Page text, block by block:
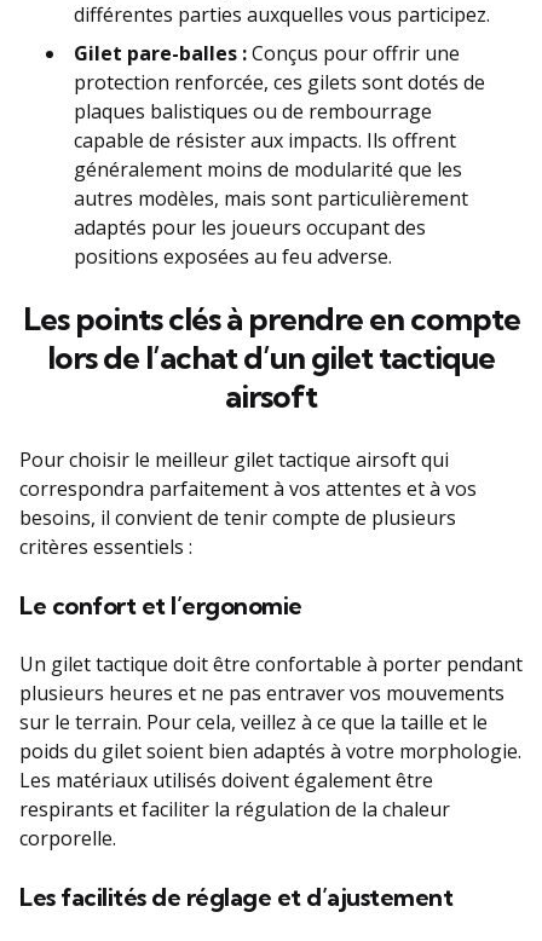
différentes parties auxquelles vous participez.
Gilet pare-balles :Conçus pour offrir une
protection renforcée, ces gilets sont dotés de
plaques balistiques ou de rembourrage
capable de résister aux impacts. Ils offrent
généralement moins de modularité que les
autres modèles, mais sont particulièrement
adaptés pour les joueurs occupant des
positions exposées au feu adverse.
Les points clés à prendre en compte
lors de l’achat d’un gilet tactique
airsoft
Pour choisir le meilleur gilet tactique airsoft qui
correspondra parfaitement à vos attentes et à vos
besoins, il convient de tenir compte de plusieurs
critères essentiels :
Le confort et l’ergonomie
Un gilet tactique doit être confortable à porter pendant
plusieurs heures et ne pas entraver vos mouvements
sur le terrain. Pour cela, veillez à ce que la taille et le
poids du gilet soient bien adaptés à votre morphologie.
Les matériaux utilisés doivent également être
respirants et faciliter la régulation de la chaleur
corporelle.
Les facilités de réglage et d’ajustement